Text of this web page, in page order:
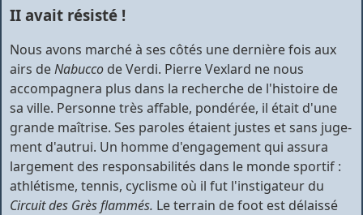
II avait résisté !
Nous avons marché à ses côtés une dernière fois aux
airs deNabucco de Verdi. Pierre Vexlard ne nous
accompagnera plus dans la recherche de l'histoire de
sa ville. Personne très affable, pondérée, il était d'une
grande maîtrise. Ses paroles étaient justes et sans juge­
ment d'autrui. Un homme d'engagement qui assura
largement des responsabilités dans le monde sportif :
athlétisme, tennis, cyclisme où il fut l'instigateur du
Circuit des Grès flammés. Le terrain de foot est délais­sé